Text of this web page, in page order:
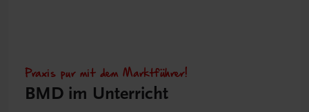
Praxis pur mit dem Marktführer!
BMD im Unterricht